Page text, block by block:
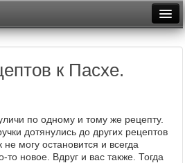
Неделя
Рейтинги
Архив
к Пасхе.
по одному и тому же рецепту.
дотянулись до других рецептов
могу остановится и всегда
то новое. Вдруг и вас также. Тогда